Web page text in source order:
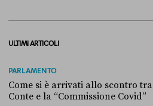
ULTIMI ARTICOLI
PARLAMENTO
Come si è arrivati allo scontro tra
Conte e la “Commissione Covid”